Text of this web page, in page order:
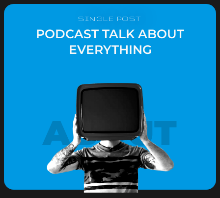
SINGLE POST
PODCAST TALK ABOUT
EVERYTHING
ABOUT